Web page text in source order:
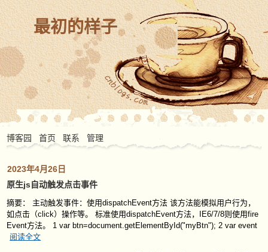
最初的样子
博客园 首页 联系 管理
2023年4月26日
原生js自动触发点击事件
摘要： 主动触发事件：使用dispatchEvent方法 该方法能模拟用户行为，
如点击（click）操作等。 标准使用dispatchEvent方法，IE6/7/8则使用fire
Event方法。 1 var btn=document.getElementById("myBtn"); 2 var event
阅读全文